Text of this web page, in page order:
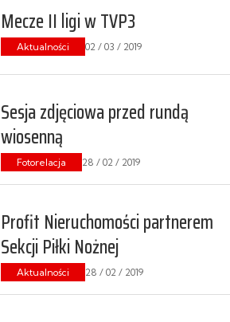
Mecze II ligi w TVP3
Aktualności 02 / 03 / 2019
Sesja zdjęciowa przed rundą
wiosenną
Fotorelacja 28 / 02 / 2019
Profit Nieruchomości partnerem
Sekcji Piłki Nożnej
Aktualności 28 / 02 / 2019